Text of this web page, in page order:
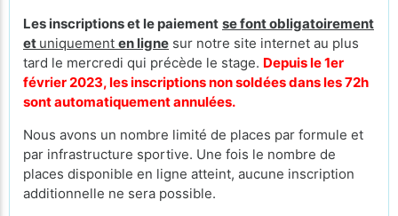
Les inscriptions et le paiement se font obligatoirement
et uniquement en ligne sur notre site internet au plus
tard le mercredi qui précède le stage. Depuis le 1er
février 2023, les inscriptions non soldées dans les 72h
sont automatiquement annulées.
Nous avons un nombre limité de places par formule et
par infrastructure sportive. Une fois le nombre de
places disponible en ligne atteint, aucune inscription
additionnelle ne sera possible.